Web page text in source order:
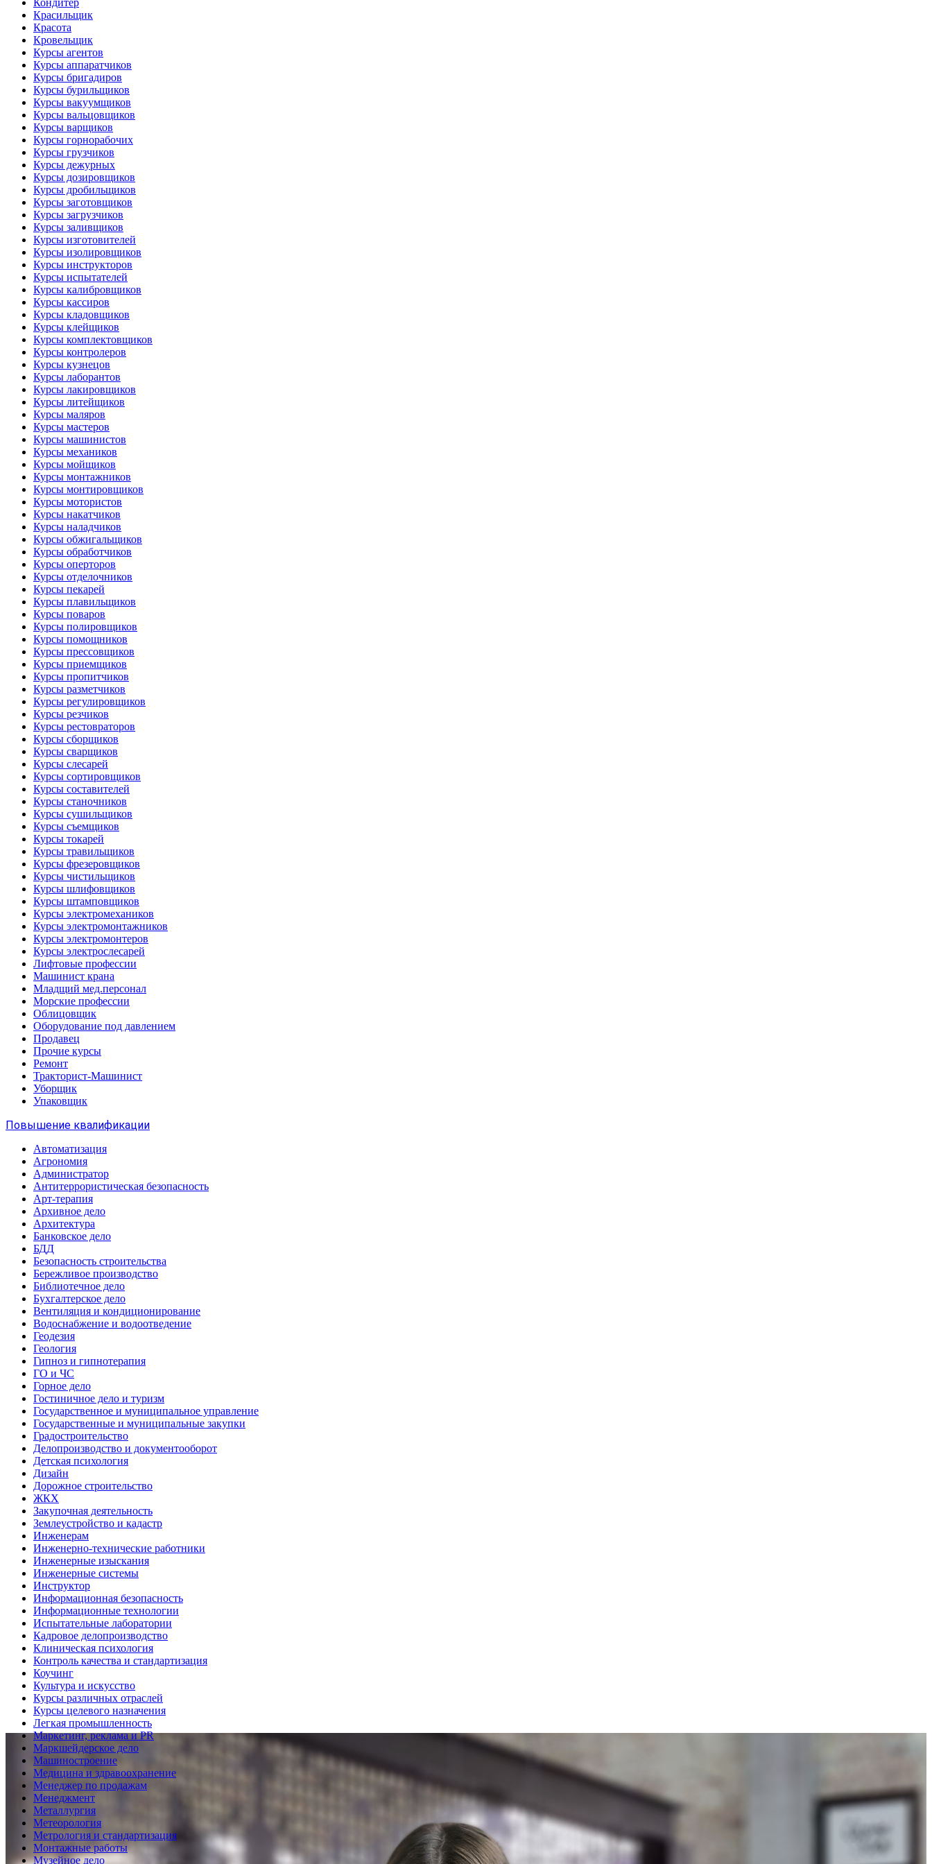
Кондитер
Красильщик
Красота
Кровельщик
Курсы агентов
Курсы аппаратчиков
Курсы бригадиров
Курсы бурильщиков
Курсы вакуумщиков
Курсы вальцовщиков
Курсы варщиков
Курсы горнорабочих
Курсы грузчиков
Курсы дежурных
Курсы дозировщиков
Курсы дробильщиков
Курсы заготовщиков
Курсы загрузчиков
Курсы заливщиков
Курсы изготовителей
Курсы изолировщиков
Курсы инструкторов
Курсы испытателей
Курсы калибровщиков
Курсы кассиров
Курсы кладовщиков
Курсы клейщиков
Курсы комплектовщиков
Курсы контролеров
Курсы кузнецов
Курсы лаборантов
Курсы лакировщиков
Курсы литейщиков
Курсы маляров
Курсы мастеров
Курсы машинистов
Курсы механиков
Курсы мойщиков
Курсы монтажников
Курсы монтировщиков
Курсы мотористов
Курсы накатчиков
Курсы наладчиков
Курсы обжигальщиков
Курсы обработчиков
Курсы оперторов
Курсы отделочников
Курсы пекарей
Курсы плавильщиков
Курсы поваров
Курсы полировщиков
Курсы помощников
Курсы прессовщиков
Курсы приемщиков
Курсы пропитчиков
Курсы разметчиков
Курсы регулировщиков
Курсы резчиков
Курсы рестовраторов
Курсы сборщиков
Курсы сварщиков
Курсы слесарей
Курсы сортировщиков
Курсы составителей
Курсы станочников
Курсы сушильщиков
Курсы съемщиков
Курсы токарей
Курсы травильщиков
Курсы фрезеровщиков
Курсы чистильщиков
Курсы шлифовщиков
Курсы штамповщиков
Курсы электромехаников
Курсы электромонтажников
Курсы электромонтеров
Курсы электрослесарей
Лифтовые профессии
Машинист крана
Младщий мед.персонал
Морские профессии
Облицовщик
Оборудование под давлением
Продавец
Прочие курсы
Ремонт
Тракторист-Машинист
Уборщик
Упаковщик
Повышение квалификации
Автоматизация
Агрономия
Администратор
Антитеррористическая безопасность
Арт-терапия
Архивное дело
Архитектура
Банковское дело
БДД
Безопасность строительства
Бережливое производство
Библиотечное дело
Бухгалтерское дело
Вентиляция и кондиционирование
Водоснабжение и водоотведение
Геодезия
Геология
Гипноз и гипнотерапия
ГО и ЧС
Горное дело
Гостиничное дело и туризм
Государственное и муниципальное управление
Государственные и муниципальные закупки
Градостроительство
Делопроизводство и документооборот
Детская психология
Дизайн
Дорожное строительство
ЖКХ
Закупочная деятельность
Землеустройство и кадастр
Инженерам
Инженерно-технические работники
Инженерные изыскания
Инженерные системы
Инструктор
Информационная безопасность
Информационные технологии
Испытательные лаборатории
Кадровое делопроизводство
Клиническая психология
Контроль качества и стандартизация
Коучинг
Культура и искусство
Курсы различных отраслей
Курсы целевого назначения
Легкая промышленность
Маркетинг, реклама и PR
Маркшейдерское дело
Машиностроение
Медицина и здравоохранение
Менеджер по продажам
Менеджмент
Металлургия
Метеорология
Метрология и стандартизация
Монтажные работы
Музейное дело